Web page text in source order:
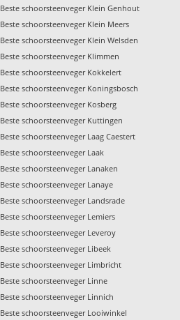
Beste schoorsteenveger Klein Genhout
Beste schoorsteenveger Klein Meers
Beste schoorsteenveger Klein Welsden
Beste schoorsteenveger Klimmen
Beste schoorsteenveger Kokkelert
Beste schoorsteenveger Koningsbosch
Beste schoorsteenveger Kosberg
Beste schoorsteenveger Kuttingen
Beste schoorsteenveger Laag Caestert
Beste schoorsteenveger Laak
Beste schoorsteenveger Lanaken
Beste schoorsteenveger Lanaye
Beste schoorsteenveger Landsrade
Beste schoorsteenveger Lemiers
Beste schoorsteenveger Leveroy
Beste schoorsteenveger Libeek
Beste schoorsteenveger Limbricht
Beste schoorsteenveger Linne
Beste schoorsteenveger Linnich
Beste schoorsteenveger Looiwinkel